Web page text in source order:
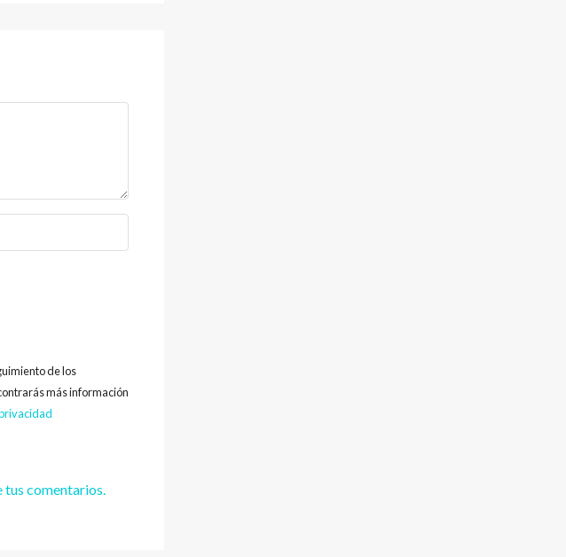
de los
más información
tus comentarios.